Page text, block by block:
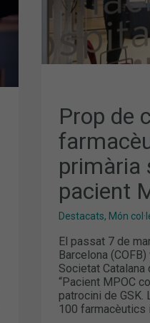
Prop de
primària
pacient
Destacats, Món
El passat 7 de
Barcelona
Societat Catalana
“Pacient MPOC
patrocini de GSK.
100 farmacèutics
COMPLEX